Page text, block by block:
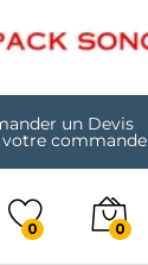
un Devis
votre commande
0 0